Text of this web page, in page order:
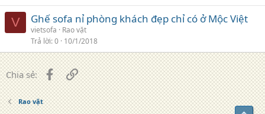
V Ghế sofa nỉ phòng khách đẹp chỉ có ở Mộc Việt
vietsofa
Rao vặt
Trả lời 0 10/1/2018
Chia sẻ: FacebookLiên kết
Rao vặt